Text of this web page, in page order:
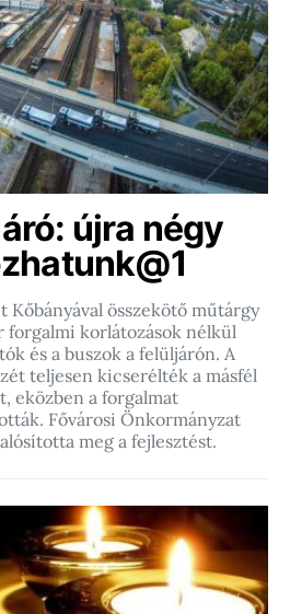
újra négy
Kőbányával összekötő műtárgy
forgalmi korlátozások nélkül
és a buszok a felüljárón. A
teljesen kicserélték a másfél
eközben a forgalmat
Fővárosi Önkormányzat
meg a fejlesztést.